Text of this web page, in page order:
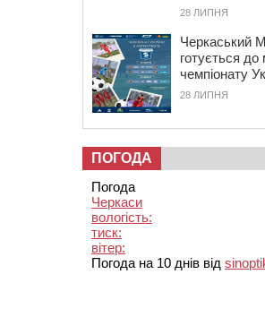
28 ЛИПНЯ
Черкаський
готується до
чемпіонату
28 ЛИПНЯ
ПОГОДА
Погода
Черкаси
вологість:
тиск:
вітер:
Погода на 10 днів від